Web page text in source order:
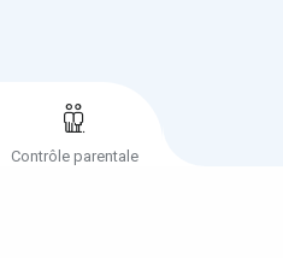
Contrôle parentale